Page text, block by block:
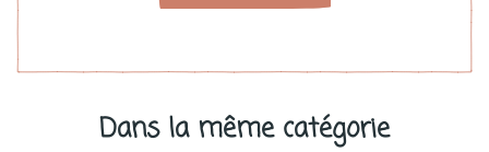
Dans la même catégorie